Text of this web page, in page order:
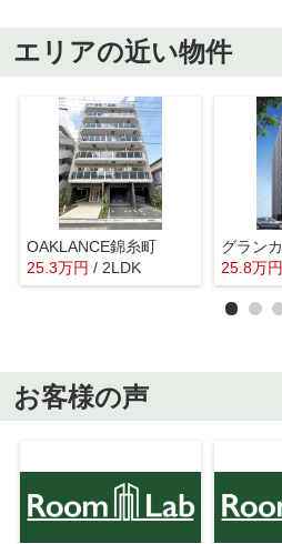
エリアの近い物件
OAKLANCE錦糸町
25.3万円 / 2LDK
25.8万円
お客様の声